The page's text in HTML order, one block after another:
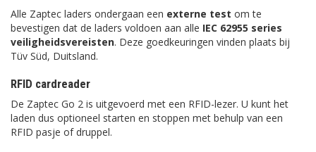
Alle Zaptec laders ondergaan een externe test om te
bevestigen dat de laders voldoen aan alle IEC 62955 series
veiligheidsvereisten. Deze goedkeuringen vinden plaats bij
Tüv Süd, Duitsland.
RFID cardreader
De Zaptec Go 2 is uitgevoerd met een RFID-lezer. U kunt het
laden dus optioneel starten en stoppen met behulp van een
RFID pasje of druppel.